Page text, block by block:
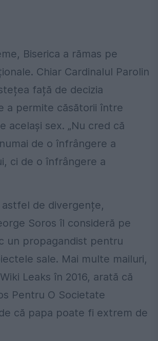
Biserica a rămas pe
Chiar Cardinalul Parolin
față de decizia
a permite căsătorii între
același sex. „Nu cred că
de o înfrângere a
ci de o înfrângere a
astfel de divergențe,
Soros îl consideră pe
un propagandist pentru
sale. Mai multe mailuri,
Leaks în 2016, arată că
Pentru O Societate
că papa poate fi extrem de